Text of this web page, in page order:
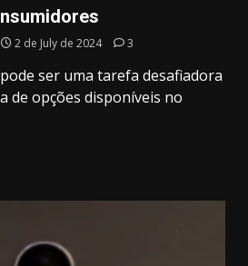
2 de July de 2024 3
ser uma tarefa desafiadora
de opções disponíveis no